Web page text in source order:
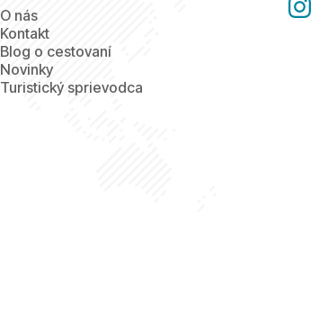
O nás
Kontakt
Blog o cestovaní
Novinky
Turistický sprievodca